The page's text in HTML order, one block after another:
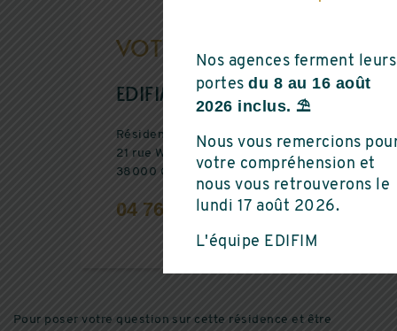
VOTRE AGENCE
EDIFIM GRENOBLE
Résidence Ginkgo
21 rue Winston Churchill
38000 GRENOBLE
04 76 17 13 55
Pour poser votre question sur cette résidence et être
Nos agences ferment leurs
portesdu 8 au 16 août
2026 inclus. ⛱️
Nous vous remercions
votre compréhension et
nous vous retrouverons le
lundi 17 août 2026.
L'équipe EDIFIM